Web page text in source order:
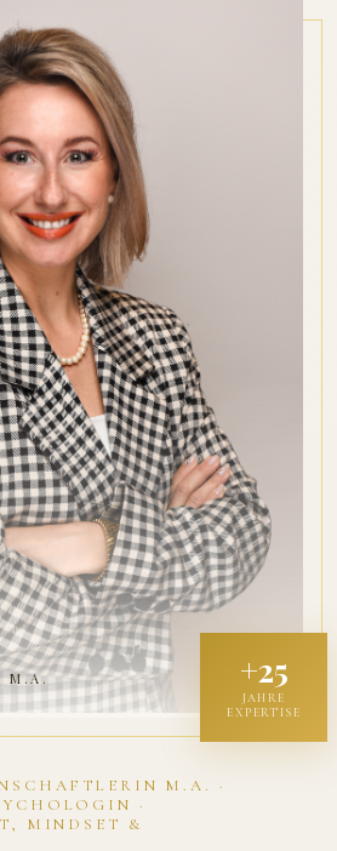
M.A. ·
·
MINDSET &
M.A. +25
JAHRE
EXPERTISE